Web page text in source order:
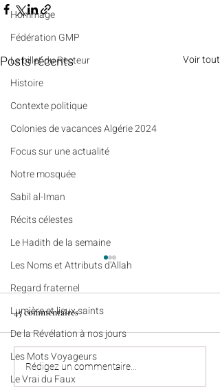
Hommage
Fédération GMP
Le billet du Recteur
Histoire
Contexte politique
Colonies de vacances Algérie 2024
​​Focus sur une actualité
Notre mosquée
Sabil al-Iman
Récits célestes
Le Hadith de la semaine
Les Noms et Attributs d'Allah
Regard fraternel
Lumière et lieux saints
De la Révélation à nos jours
Les Mots Voyageurs
Le Vrai du Faux
Posts récents Voir tout
Colonies de vacances en
Algérie : nos enfants sont tous
45 commentaires
Rédigez un commentaire...